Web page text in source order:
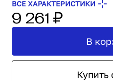
ВСЕ ХАРАКТЕРИСТИКИ
9 261 ₽
Купить
В